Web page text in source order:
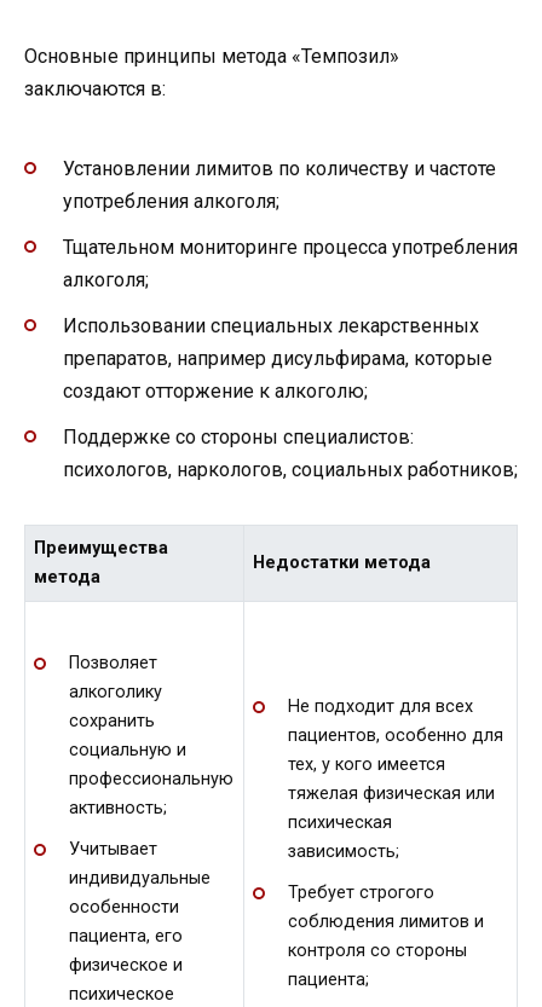
Основные принципы метода «Темпозил»
заключаются в:
Установлении лимитов по количеству и частоте
употребления алкоголя;
Тщательном мониторинге процесса употребления
алкоголя;
Использовании специальных лекарственных
препаратов, например дисульфирама, которые
создают отторжение к алкоголю;
Поддержке со стороны специалистов:
психологов, наркологов, социальных работников;
Преимущества
метода
Недостатки метода
Позволяет
алкоголику
сохранить
социальную и
профессиональную
активность;
Учитывает
индивидуальные
особенности
пациента, его
физическое и
психическое
Не подходит для всех
пациентов, особенно для
тех, у кого имеется
тяжелая физическая или
психическая
зависимость;
Требует строгого
соблюдения лимитов и
контроля со стороны
пациента;